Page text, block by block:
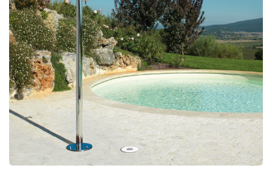
tête
pour
robinets
Alimentation